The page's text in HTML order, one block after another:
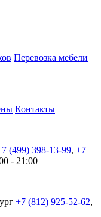
Перевозка мебели
Контакты
(499) 398-13-99, +7
- 21:00
+7 (812) 925-52-62,